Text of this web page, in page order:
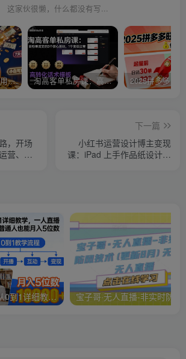
这家伙很懒，什么都没有写...
公众号冷门赛道，用AI做情感漫画，7天开通流量主，操作简单，小白可玩 淘高客单私房课：高客单成交的3个核心基础，1个实操法宝
，开场
营、社
下一篇
小红书运营设计博主变现
课：iPad 上手作品纸设计，
抖音直播变现课从0到1详细教学，一人直播变现拿结果的全链路，普通人也能月入5位数